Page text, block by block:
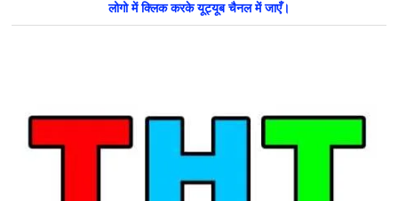
लोगो में क्लिक करके यूट्यूब चैनल में जाएँ।